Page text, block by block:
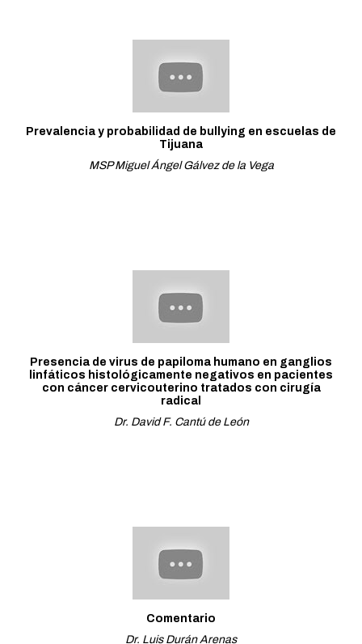
Prevalencia y probabilidad de bullying en escuelas de
Tijuana
MSP Miguel Ángel Gálvez de la Vega
Presencia de virus de papiloma humano en ganglios
linfáticos histológicamente negativos en pacientes
con cáncer cervicouterino tratados con cirugía
radical
Dr. David F. Cantú de León
Comentario
Dr. Luis Durán Arenas